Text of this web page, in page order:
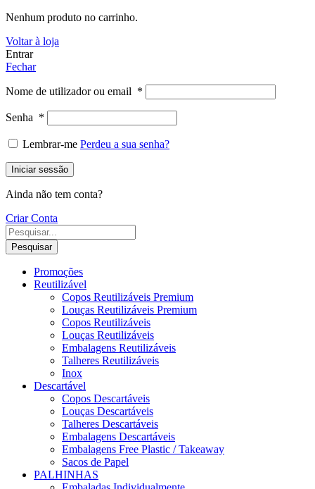
Nenhum produto no carrinho.
Voltar à loja
Entrar
Fechar
Nome de utilizador ou email *
Senha *
Lembrar-me Perdeu a sua senha?
Iniciar sessão
Ainda não tem conta?
Criar Conta
Pesquisar
Promoções
Reutilizável
Copos Reutilizáveis Premium
Louças Reutilizáveis Premium
Copos Reutilizáveis
Louças Reutilizáveis
Embalagens Reutilizáveis
Talheres Reutilizáveis
Inox
Descartável
Copos Descartáveis
Louças Descartáveis
Talheres Descartáveis
Embalagens Descartáveis
Embalagens Free Plastic / Takeaway
Sacos de Papel
PALHINHAS